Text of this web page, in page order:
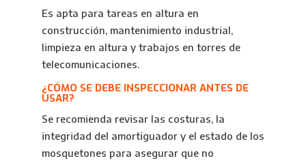
Es apta para tareas en altura en
construcción, mantenimiento industrial,
limpieza en altura y trabajos en torres de
telecomunicaciones.
¿CÓMO SE DEBE INSPECCIONAR ANTES DE
USAR?
Se recomienda revisar las costuras, la
integridad del amortiguador y el estado de los
mosquetones para asegurar que no